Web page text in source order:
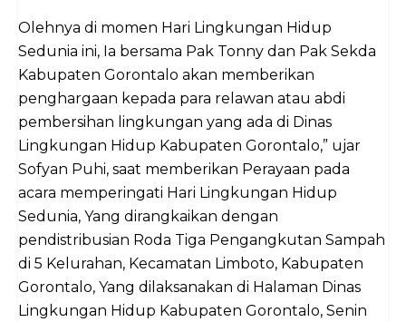
Olehnya di momen Hari Lingkungan Hidup
Sedunia ini, Ia bersama Pak Tonny dan Pak Sekda
Kabupaten Gorontalo akan memberikan
penghargaan kepada para relawan atau abdi
pembersihan lingkungan yang ada di Dinas
Lingkungan Hidup Kabupaten Gorontalo,” ujar
Sofyan Puhi, saat memberikan Perayaan pada
acara memperingati Hari Lingkungan Hidup
Sedunia, Yang dirangkaikan dengan
pendistribusian Roda Tiga Pengangkutan Sampah
di 5 Kelurahan, Kecamatan Limboto, Kabupaten
Gorontalo, Yang dilaksanakan di Halaman Dinas
Lingkungan Hidup Kabupaten Gorontalo, Senin